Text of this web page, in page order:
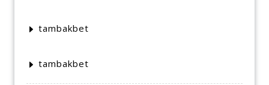
tambakbet
tambakbet